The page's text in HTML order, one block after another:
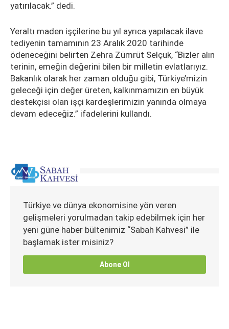
yatırılacak.” dedi.
Yeraltı maden işçilerine bu yıl ayrıca yapılacak ilave
tediyenin tamamının 23 Aralık 2020 tarihinde
ödeneceğini belirten Zehra Zümrüt Selçuk, “Bizler alın
terinin, emeğin değerini bilen bir milletin evlatlarıyız.
Bakanlık olarak her zaman olduğu gibi, Türkiye’mizin
geleceği için değer üreten, kalkınmamızın en büyük
destekçisi olan işçi kardeşlerimizin yanında olmaya
devam edeceğiz.” ifadelerini kullandı.
Türkiye ve dünya ekonomisine yön veren
gelişmeleri yorulmadan takip edebilmek için her
yeni güne haber bültenimiz “Sabah Kahvesi” ile
başlamak ister misiniz?
Abone Ol